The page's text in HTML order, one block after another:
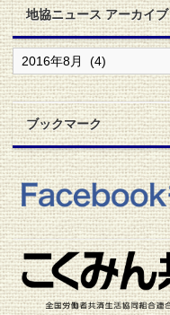
地協ニュース アーカイブ
地
協
ニ
ュ
ー
ス
ア
ー
カ
イ
ブ
ブックマーク